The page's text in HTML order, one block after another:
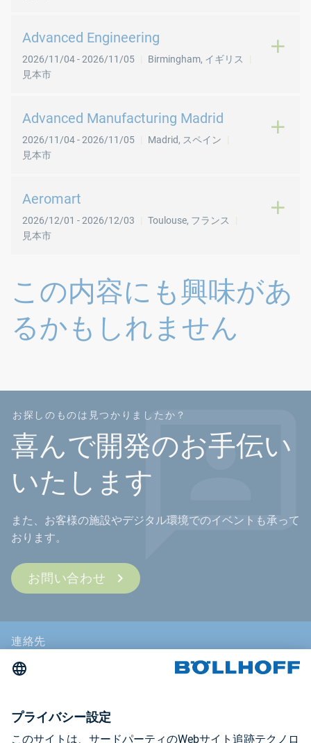
Advanced Engineering
2026/11/04-2026/11/05 Birmingham, イギリス
見本市
Advanced Manufacturing Madrid
2026/11/04-2026/11/05 Madrid, スペイン
見本市
Aeromart
2026/12/01 -2026/12/03 Toulouse, フランス
見本市
この内容にも興味があ
るかもしれません
お探しのものは見つかりましたか？
喜んで開発のお手伝い
いたします
また、お客様の施設やデジタル環境でのイベントも承って
おります。
お問い合わせ
連絡先
ニュース
インプリント